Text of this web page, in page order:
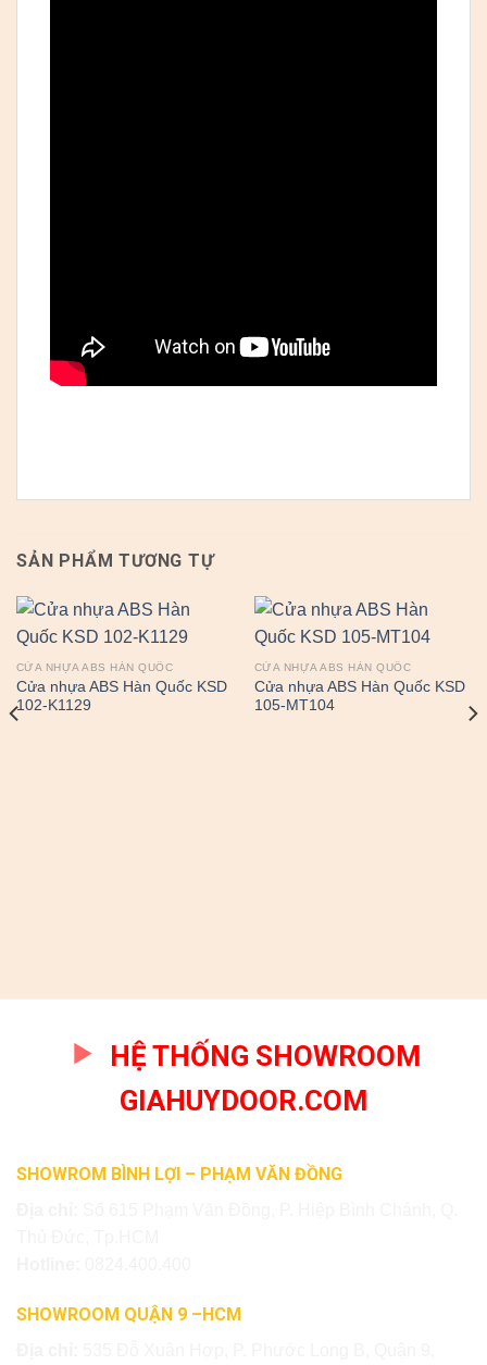
SẢN PHẨM TƯƠNG TỰ
CỬA NHỰA ABS HÀN QUỐC
Cửa nhựa ABS Hàn Quốc KSD
102-K1129
CỬA NHỰA ABS HÀN QUỐC
Cửa nhựa ABS Hàn Quốc KSD
105-MT104
HỆ THỐNG SHOWROOM
GIAHUYDOOR.COM
SHOWROM BÌNH LỢI – PHẠM VĂN ĐỒNG
SHOWROOM QUẬN 9 –HCM